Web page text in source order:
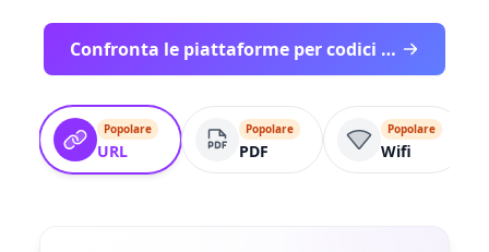
Confronta le piattaforme per codici QR
Popolare
URL
Popolare
PDF
Popolare
Wifi